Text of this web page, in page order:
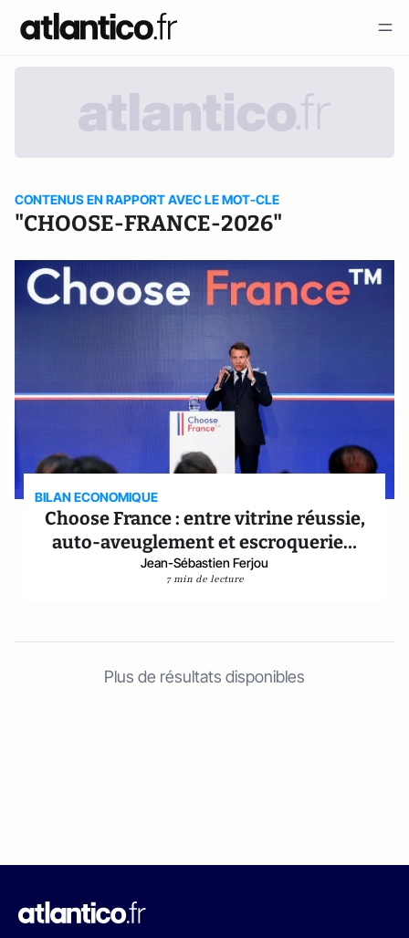
CONTENUS EN RAPPORT AVEC LE MOT-CLE
"CHOOSE-FRANCE-2026"
BILAN ECONOMIQUE
Choose France : entre vitrine réussie,
auto-aveuglement et escroquerie…
Jean-Sébastien Ferjou
7 min de lecture
Plus de résultats disponibles